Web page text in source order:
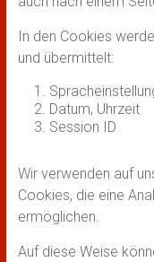
In den Cookies
und übermittelt:
Datum, Uhrzeit
Session ID
Wir verwenden auf
Cookies, die eine
ermöglichen.
Auf diese Weise